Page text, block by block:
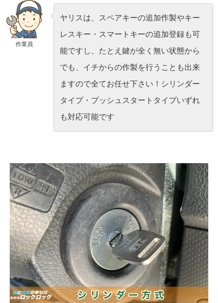
作業員
ヤリスは、スペアキーの追加作製やキー
レスキー・スマートキーの追加登録も可
能ですし、たとえ鍵が全く無い状態から
でも、イチからの作製を行うことも出来
ますので全てお任せ下さい！シリンダー
タイプ・プッシュスタートタイプいずれ
も対応可能です